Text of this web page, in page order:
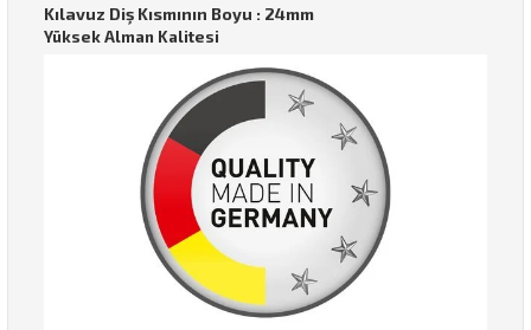
Kılavuz Diş Kısmının Boyu : 24mm
Yüksek Alman Kalitesi